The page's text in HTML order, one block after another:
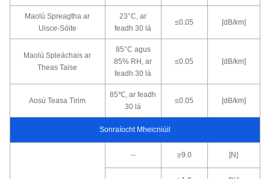
Maolú Spreagtha ar
Uisce-Sóite
23°C, ar
feadh 30 lá
≤0.05 [dB/km]
Maolú Spleáchais ar
Theas Taise
85°C agus
85% RH, ar
feadh 30 lá
≤0.05 [dB/km]
Aosú Teasa Tirim
85℃, ar feadh
30 lá
≤0.05 [dB/km]
Sonraíocht Mheicniúil
-- ≥9.0 [N]